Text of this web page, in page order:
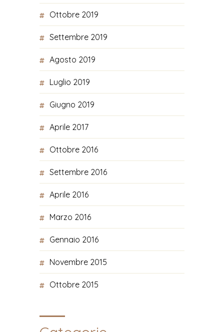
Ottobre 2019
Settembre 2019
Agosto 2019
Luglio 2019
Giugno 2019
Aprile 2017
Ottobre 2016
Settembre 2016
Aprile 2016
Marzo 2016
Gennaio 2016
Novembre 2015
Ottobre 2015